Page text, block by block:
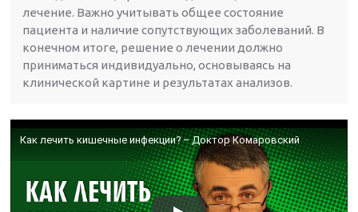
лечение. Важно учитывать общее состояние
пациента и наличие сопутствующих заболеваний. В
конечном итоге, решение о лечении должно
приниматься индивидуально, основываясь на
клинической картине и результатах анализов.
Как лечить кишечные инфекции? – Доктор Комаровский